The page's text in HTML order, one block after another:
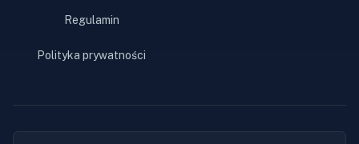
Regulamin
Polityka prywatności